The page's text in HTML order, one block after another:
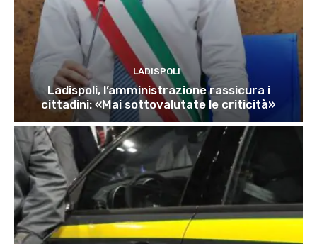
LADISPOLI
Ladispoli, l’amministrazione rassicura i
cittadini: «Mai sottovalutate le criticità»